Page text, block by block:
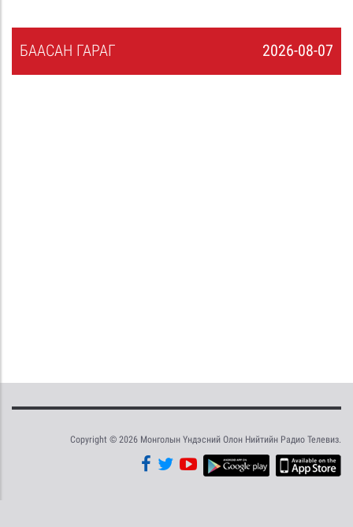
2026-08-07
БААСАН ГАРАГ
Copyright © 2026 Монголын Үндэсний Олон Нийтийн Радио Телевиз.